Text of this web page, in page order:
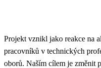
Projekt vznikl jako reakce na
pracovníků v technických
oborů. Naším cílem je změnit